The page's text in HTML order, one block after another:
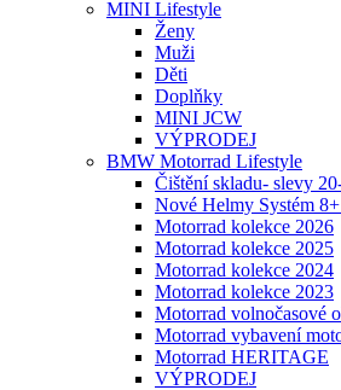
MINI Lifestyle
Ženy
Muži
Děti
Doplňky
MINI JCW
VÝPRODEJ
BMW Motorrad Lifestyle
Čištění skladu- slevy
Nové Helmy Systém
Motorrad kolekce 2026
Motorrad kolekce 2025
Motorrad kolekce 2024
Motorrad kolekce 2023
Motorrad volnočasové
Motorrad vybavení
Motorrad HERITAGE
VÝPRODEJ